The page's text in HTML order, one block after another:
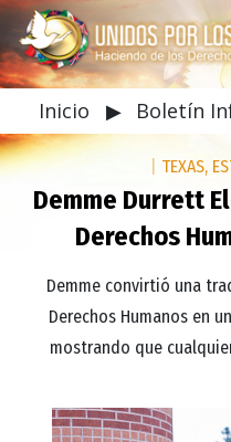
Inicio ▶ Boletín
TEXAS,
Demme Durrett
Derechos
Demme convirtió una
Derechos Humanos en
mostrando que